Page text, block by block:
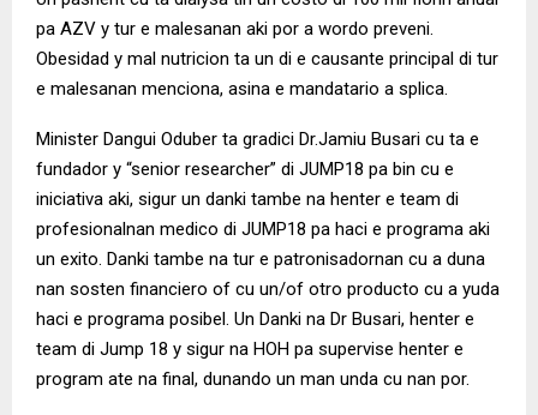
pa AZV y tur e malesanan aki por a wordo preveni.
Obesidad y mal nutricion ta un di e causante principal di tur
e malesanan menciona, asina e mandatario a splica.
Minister Dangui Oduber ta gradici Dr.Jamiu Busari cu ta e
fundador y “senior researcher” di JUMP18 pa bin cu e
iniciativa aki, sigur un danki tambe na henter e team di
profesionalnan medico di JUMP18 pa haci e programa aki
un exito. Danki tambe na tur e patronisadornan cu a duna
nan sosten financiero of cu un/of otro producto cu a yuda
haci e programa posibel. Un Danki na Dr Busari, henter e
team di Jump 18 y sigur na HOH pa supervise henter e
program ate na final, dunando un man unda cu nan por.